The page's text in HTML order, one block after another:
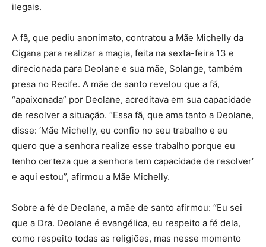
ilegais.
A fã, que pediu anonimato, contratou a Mãe Michelly da
Cigana para realizar a magia, feita na sexta-feira 13 e
direcionada para Deolane e sua mãe, Solange, também
presa no Recife. A mãe de santo revelou que a fã,
“apaixonada” por Deolane, acreditava em sua capacidade
de resolver a situação. “Essa fã, que ama tanto a Deolane,
disse: ‘Mãe Michelly, eu confio no seu trabalho e eu
quero que a senhora realize esse trabalho porque eu
tenho certeza que a senhora tem capacidade de resolver’
e aqui estou”, afirmou a Mãe Michelly.
Sobre a fé de Deolane, a mãe de santo afirmou: “Eu sei
que a Dra. Deolane é evangélica, eu respeito a fé dela,
como respeito todas as religiões, mas nesse momento